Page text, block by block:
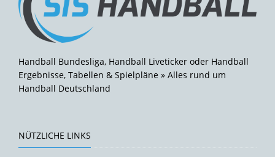
Handball Bundesliga, Handball Liveticker oder Handball
Ergebnisse, Tabellen & Spielpläne » Alles rund um
Handball Deutschland
NÜTZLICHE LINKS